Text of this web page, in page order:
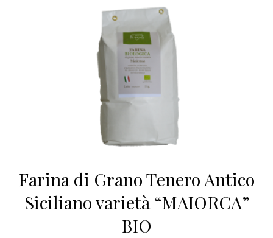
Farina di Grano Tenero Antico
Siciliano varietà “MAIORCA”
BIO